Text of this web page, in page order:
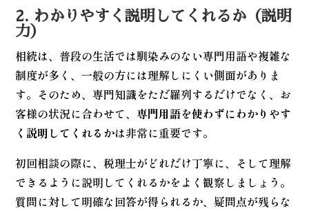
2. わかりやすく説明してくれるか（説明
力）
相続は、普段の生活では馴染みのない専門用語や複雑な
制度が多く、一般の方には理解しにくい側面がありま
す。そのため、専門知識をただ羅列するだけでなく、お
客様の状況に合わせて、 専門用語を使わずにわかりやす
く説明してくれるかは非常に重要です。
初回相談の際に、税理士がどれだけ丁寧に、そして理解
できるように説明してくれるかをよく観察しましょう。
質問に対して明確な回答が得られるか、疑問点が残らな